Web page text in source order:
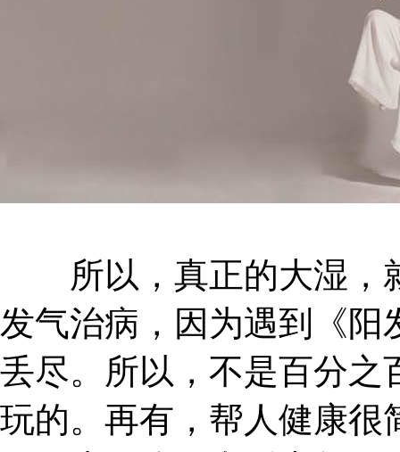
所以，真正的大湿，
发气治病，因为遇到《阳
丢尽。所以，不是百分之
玩的。再有，帮人健康很